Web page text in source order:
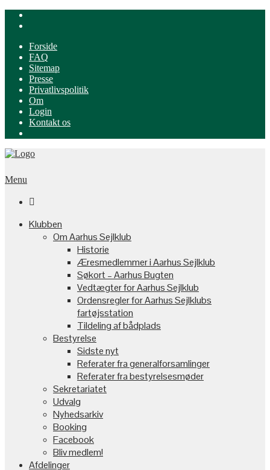
Forside
FAQ
Sitemap
Presse
Privatlivspolitik
Om
Login
Kontakt os
Menu

Klubben
Om Aarhus Sejlklub
Historie
Æresmedlemmer i Aarhus Sejlklub
Søkort – Aarhus Bugten
Vedtægter for Aarhus Sejlklub
Ordensregler for Aarhus Sejlklubs
fartøjsstation
Tildeling af bådplads
Bestyrelse
Sidste nyt
Referater fra generalforsamlinger
Referater fra bestyrelsesmøder
Sekretariatet
Udvalg
Nyhedsarkiv
Booking
Facebook
Bliv medlem!
Afdelinger